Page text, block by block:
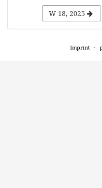
week
to
W 18, 2025
Imprint